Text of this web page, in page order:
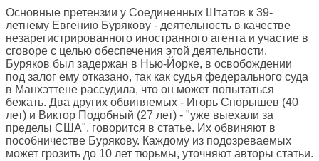
Основные претензии у Соединенных Штатов к 39-
летнему Евгению Бурякову - деятельность в качестве
незарегистрированного иностранного агента и участие в
сговоре с целью обеспечения этой деятельности.
Буряков был задержан в Нью-Йорке, в освобождении
под залог ему отказано, так как судья федерального суда
в Манхэттене рассудила, что он может попытаться
бежать. Два других обвиняемых - Игорь Спорышев (40
лет) и Виктор Подобный (27 лет) - "уже выехали за
пределы США", говорится в статье. Их обвиняют в
пособничестве Бурякову. Каждому из подозреваемых
может грозить до 10 лет тюрьмы, уточняют авторы статьи.